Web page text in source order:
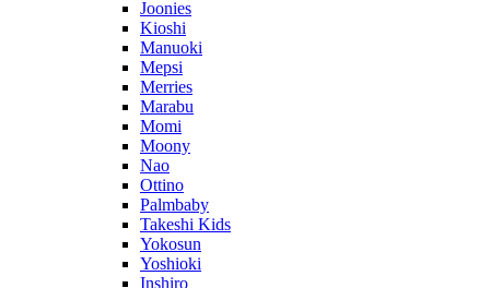
Joonies
Kioshi
Manuoki
Mepsi
Merries
Marabu
Momi
Moony
Nao
Ottino
Palmbaby
Takeshi Kids
Yokosun
Yoshioki
Inshiro